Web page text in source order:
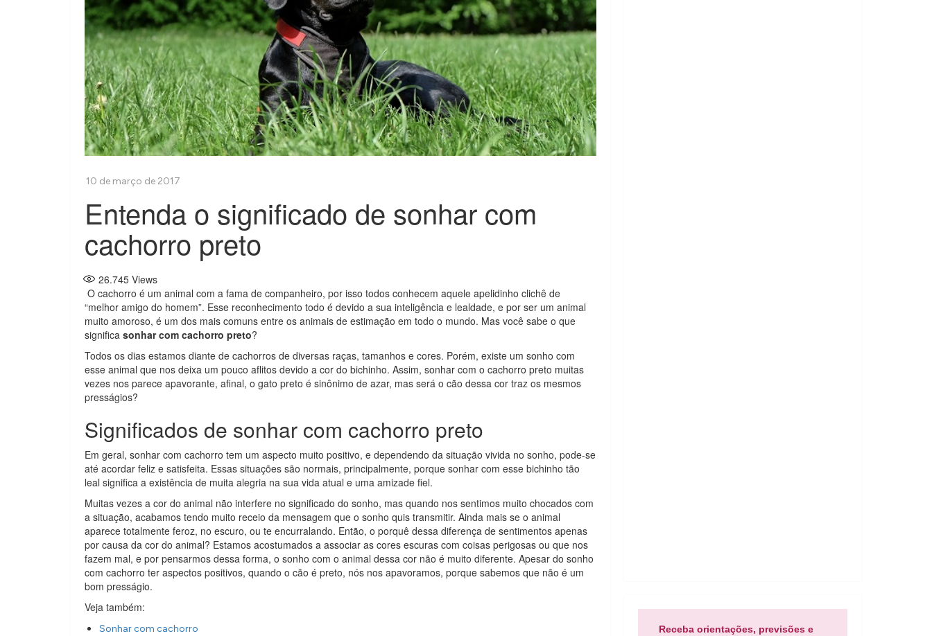
Entenda o significado de sonhar com
cachorro preto
26.745 Views
O cachorro é um animal com a fama de companheiro, por isso todos conhecem aquele apelidinho clichê de
“melhor amigo do homem”. Esse reconhecimento todo é devido a sua inteligência e lealdade, e por ser um animal
muito amoroso, é um dos mais comuns entre os animais de estimação em todo o mundo. Mas você sabe o que
significa sonhar com cachorro preto?
Todos os dias estamos diante de cachorros de diversas raças, tamanhos e cores. Porém, existe um sonho com
esse animal que nos deixa um pouco aflitos devido a cor do bichinho. Assim, sonhar com o cachorro preto muitas
vezes nos parece apavorante, afinal, o gato preto é sinônimo de azar, mas será o cão dessa cor traz os mesmos
presságios?
Significados de sonhar com cachorro preto
Em geral, sonhar com cachorro tem um aspecto muito positivo, e dependendo da situação vivida no sonho, pode-se
até acordar feliz e satisfeita. Essas situações são normais, principalmente, porque sonhar com esse bichinho tão
leal significa a existência de muita alegria na sua vida atual e uma amizade fiel.
Muitas vezes a cor do animal não interfere no significado do sonho, mas quando nos sentimos muito chocados com
a situação, acabamos tendo muito receio da mensagem que o sonho quis transmitir. Ainda mais se o animal
aparece totalmente feroz, no escuro, ou te encurralando. Então, o porquê dessa diferença de sentimentos apenas
por causa da cor do animal? Estamos acostumados a associar as cores escuras com coisas perigosas ou que nos
fazem mal, e por pensarmos dessa forma, o sonho com o animal dessa cor não é muito diferente. Apesar do sonho
com cachorro ter aspectos positivos, quando o cão é preto, nós nos apavoramos, porque sabemos que não é um
bom presságio.
Veja também:
Sonhar com cachorro
Receba orientações, previsões e